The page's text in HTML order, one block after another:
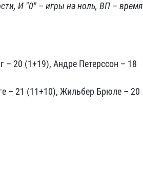
И "0" – игры на ноль, ВП – время
– 20 (1+19), Андре Петерссон – 18
– 21 (11+10), Жильбер Брюле – 20